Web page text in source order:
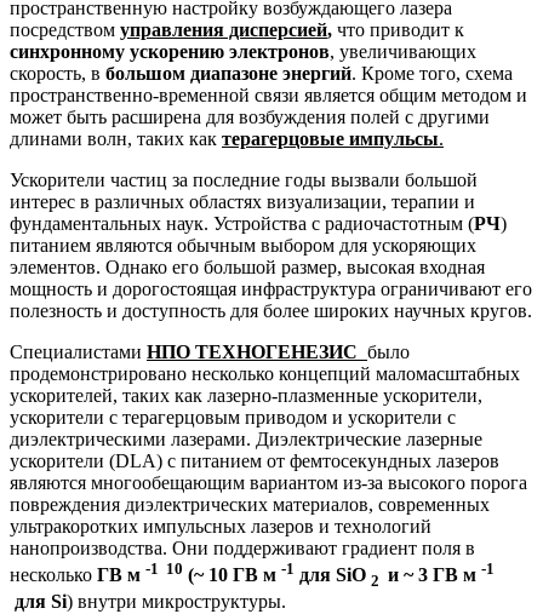
пространственную настройку возбуждающего лазера
посредством управления дисперсией, что приводит к
синхронному ускорению электронов, увеличивающих
скорость, в большом диапазоне энергий. Кроме того, схема
пространственно-временной связи является общим методом и
может быть расширена для возбуждения полей с другими
длинами волн, таких как терагерцовые импульсы.
Ускорители частиц за последние годы вызвали большой
интерес в различных областях визуализации, терапии и
фундаментальных наук. Устройства с радиочастотным (РЧ)
питанием являются обычным выбором для ускоряющих
элементов. Однако его большой размер, высокая входная
мощность и дорогостоящая инфраструктура ограничивают его
полезность и доступность для более широких научных кругов.
Специалистами НПО ТЕХНОГЕНЕЗИС было
продемонстрировано несколько концепций маломасштабных
ускорителей, таких как лазерно-плазменные ускорители,
ускорители с терагерцовым приводом и ускорители с
диэлектрическими лазерами. Диэлектрические лазерные
ускорители (DLA) с питанием от фемтосекундных лазеров
являются многообещающим вариантом из-за высокого порога
повреждения диэлектрических материалов, современных
ультракоротких импульсных лазеров и технологий
нанопроизводства. Они поддерживают градиент поля в
несколько ГВ м -1 10 (~ 10 ГВ м -1 для SiO 2 и ~ 3 ГВ м -1
для Si) внутри микроструктуры.